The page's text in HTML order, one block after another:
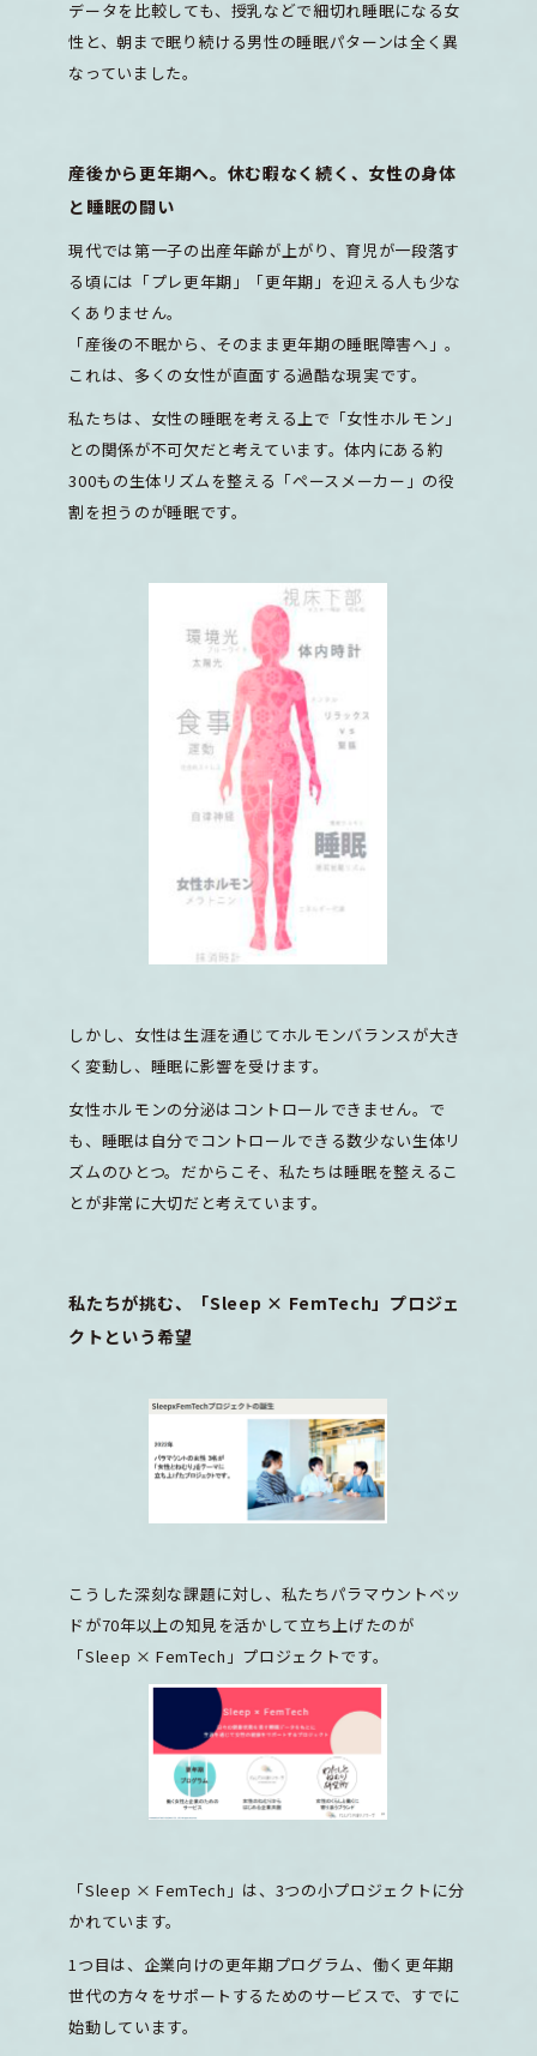
データを比較しても、授乳などで細切れ睡眠になる女
性と、朝まで眠り続ける男性の睡眠パターンは全く異
なっていました。
産後から更年期へ。休む暇なく続く、女性の身体
と睡眠の闘い
現代では第一子の出産年齢が上がり、育児が一段落す
る頃には「プレ更年期」「更年期」を迎える人も少な
くありません。
「産後の不眠から、そのまま更年期の睡眠障害へ」。
これは、多くの女性が直面する過酷な現実です。
私たちは、女性の睡眠を考える上で「女性ホルモン」
との関係が不可欠だと考えています。体内にある約
300もの生体リズムを整える「ペースメーカー」の役
割を担うのが睡眠です。
しかし、女性は生涯を通じてホルモンバランスが大き
く変動し、睡眠に影響を受けます。
女性ホルモンの分泌はコントロールできません。で
も、睡眠は自分でコントロールできる数少ない生体リ
ズムのひとつ。だからこそ、私たちは睡眠を整えるこ
とが非常に大切だと考えています。
私たちが挑む、「Sleep × FemTech」プロジェ
クトという希望
こうした深刻な課題に対し、私たちパラマウントベッ
ドが70年以上の知見を活かして立ち上げたのが
「Sleep × FemTech」プロジェクトです。
「Sleep × FemTech」は、3つの小プロジェクトに分
かれています。
1つ目は、企業向けの更年期プログラム、働く更年期
世代の方々をサポートするためのサービスで、すでに
始動しています。